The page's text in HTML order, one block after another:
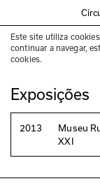
Este site utiliza
continuar a navegar,
cookies.
Walter
Exposições
2013
Museu
XXI